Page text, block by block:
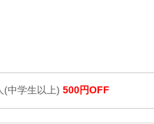
(中学生以上) 500円OFF